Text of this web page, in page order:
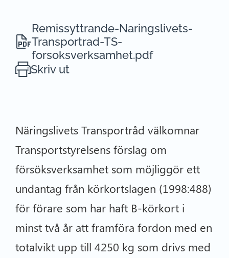
Remissyttrande-Naringslivets-
Transportrad-TS-
forsoksverksamhet.pdf
Skriv ut
Näringslivets Transportråd välkomnar
Transportstyrelsens förslag om
försöksverksamhet som möjliggör ett
undantag från körkortslagen (1998:488)
för förare som har haft B-körkort i
minst två år att framföra fordon med en
totalvikt upp till 4250 kg som drivs med